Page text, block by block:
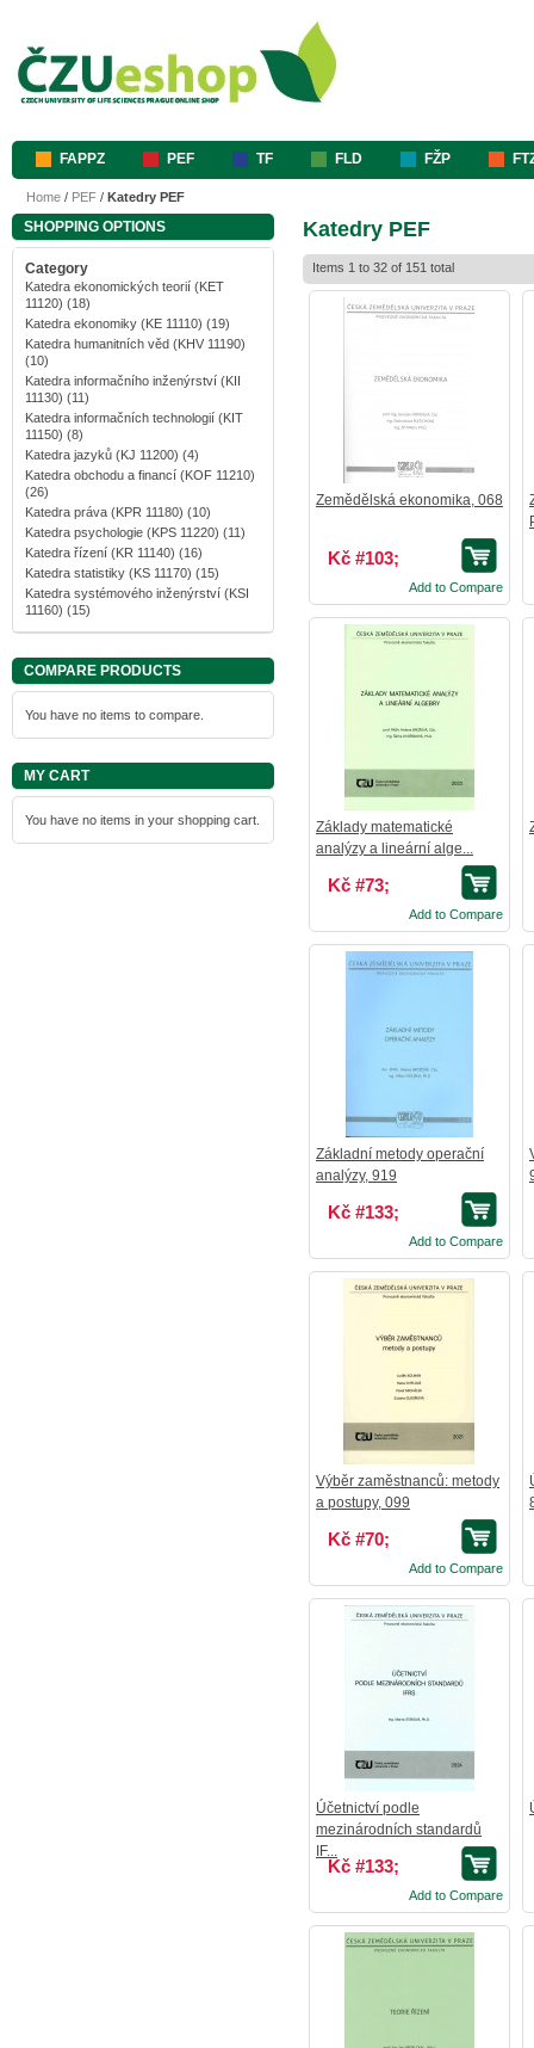
FAPPZ PEF TF FLD FŽP
Home / PEF / Katedry PEF
Katedry PEF
Items 1 to 32 of 151 total
Zemědělská ekonomika, 068
Kč #103;
Add to Compare
Základy matematické
analýzy a lineární alge...
Kč #73;
Add to Compare
Základní metody operační
analýzy, 919
Kč #133;
Add to Compare
Výběr zaměstnanců: metody
a postupy, 099
Kč #70;
Add to Compare
Účetnictví podle
mezinárodních standardů
IF...
Kč #133;
Add to Compare
SHOPPING OPTIONS
Category
Katedra ekonomických teorií (KET
11120) (18)
Katedra ekonomiky (KE 11110) (19)
Katedra humanitních věd (KHV 11190)
(10)
Katedra informačního inženýrství (KII
11130) (11)
Katedra informačních technologií (KIT
11150) (8)
Katedra jazyků (KJ 11200) (4)
Katedra obchodu a financí (KOF 11210)
(26)
Katedra práva (KPR 11180) (10)
Katedra psychologie (KPS 11220) (11)
Katedra řízení (KR 11140) (16)
Katedra statistiky (KS 11170) (15)
Katedra systémového inženýrství (KSI
11160) (15)
COMPARE PRODUCTS
You have no items to compare.
MY CART
You have no items in your shopping cart.